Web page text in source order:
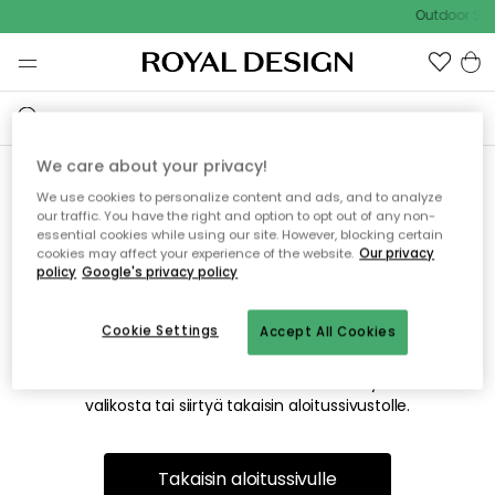
Outdoor
Emme valitettavasti löydä
etsimääsi sivua
Tämä voi johtua siitä, että sivua ei enää ole tai siitä, että se
on siirretty muualle. Pahoittelemme tästä mahdollisesti
valikosta tai siirtyä takaisin aloitussivustolle.
Takaisin aloitussivulle
We care about your privacy!
We use cookies to personalize content and ads, and to analyze
our traffic. You have the right and option to opt out of any non-
essential cookies while using our site. However, blocking certain
cookies may affect your experience of the website. Our privacy
policy Google's privacy policy
Accept All Cookies
Cookie Settings